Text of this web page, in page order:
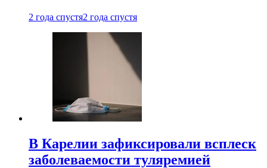
2 года спустя2 года спустя
В Карелии зафиксировали всплеск
заболеваемости туляремией